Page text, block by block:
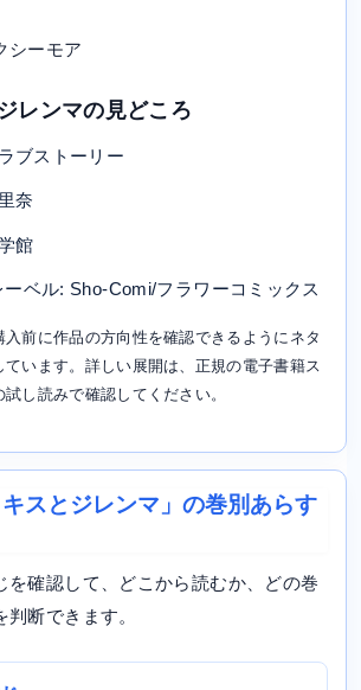
シーモア
レンマの見どころ
ブストーリー
奈
館
ベル: Sho-Comi/フラワーコミックス
前に作品の方向性を確認できるようにネタ
います。詳しい展開は、正規の電子書籍ス
し読みで確認してください。
スとジレンマ」の巻別あらす
を確認して、どこから読むか、どの巻
断できます。